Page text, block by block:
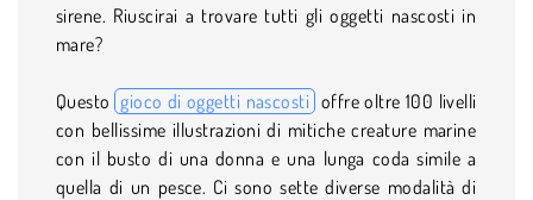
sirene. Riuscirai a trovare tutti gli oggetti nascosti in
mare?
Questo gioco di oggetti nascosti offre oltre 100 livelli
con bellissime illustrazioni di mitiche creature marine
con il busto di una donna e una lunga coda simile a
quella di un pesce. Ci sono sette diverse modalità di